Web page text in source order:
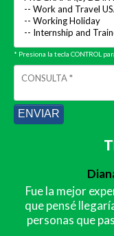
* Presiona la tecla CONTROL
Fue la mejor
que pensé
personas que